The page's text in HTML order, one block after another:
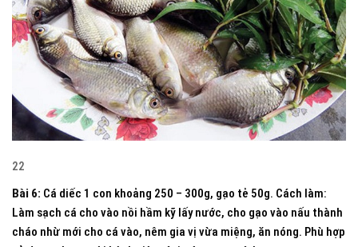
22
Bài 6: Cá diếc 1 con khoảng 250 – 300g, gạo tẻ 50g. Cách làm:
Làm sạch cá cho vào nồi hầm kỹ lấy nước, cho gạo vào nấu thành
cháo nhừ mới cho cá vào, nêm gia vị vừa miệng, ăn nóng. Phù hợp